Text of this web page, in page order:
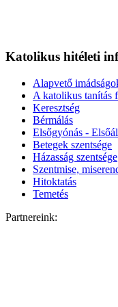
Katolikus hitéleti
Alapvető
A katolikus tanítás
Keresztség
Bérmálás
Elsőgyónás -
Betegek szentsége
Házasság szentsége
Szentmise,
Hitoktatás
Temetés
Partnereink: